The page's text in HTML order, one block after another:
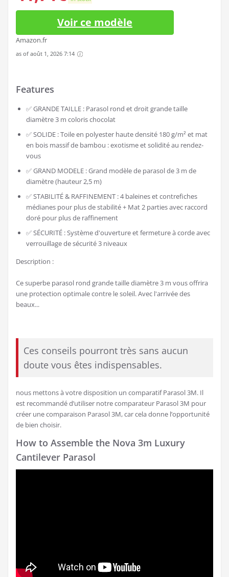
Voir ce modèle
Amazon.fr
as of août 1, 2026 7:14
Features
✅ GRANDE TAILLE : Parasol rond et droit grande taille
diamètre 3 m coloris chocolat
✅ SOLIDE : Toile en polyester haute densité 180 g/m² et mat
en bois massif de bambou : exotisme et solidité au rendez-
vous
✅ GRAND MODELE : Grand modèle de parasol de 3 m de
diamètre (hauteur 2,5 m)
✅ STABILITÉ & RAFFINEMENT : 4 baleines et contrefiches
médianes pour plus de stabilité + Mat 2 parties avec raccord
doré pour plus de raffinement
✅ SÉCURITÉ : Système d'ouverture et fermeture à corde avec
verrouillage de sécurité 3 niveaux
Description :
Ce superbe parasol rond grande taille diamètre 3 m vous offrira
une protection optimale contre le soleil. Avec l'arrivée des
beaux...
Ces conseils pourront très sans aucun
doute vous êtes indispensables.
nous mettons à votre disposition un comparatif Parasol 3M. Il
est recommandé d’utiliser notre comparateur Parasol 3M pour
créer une comparaison Parasol 3M, car cela donne l’opportunité
de bien choisir.
How to Assemble the Nova 3m Luxury
Cantilever Parasol